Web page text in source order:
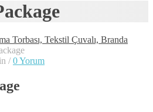
Torbası, Tekstil Çuvalı, Branda
/ 0 Yorum